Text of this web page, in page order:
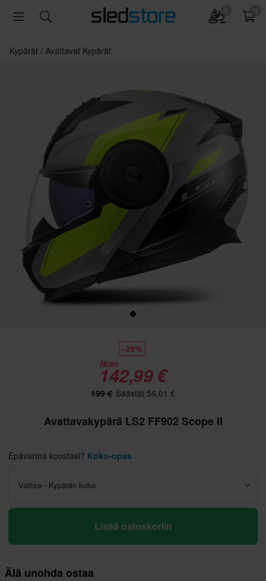
Kypärät Avattavat Kypärät
-28%
Alkaen
142,99 €
199 € Säästät 56,01 €
Avattavakypärä LS2 FF902 Scope II
Epävarma koostasi? Koko-opas
Valitse - Kypärän koko
Lisää ostoskoriin
Älä unohda ostaa